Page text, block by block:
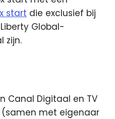
start die exclusief bij
Global-
zijn.
Canal Digitaal en TV
(samen met eigenaar